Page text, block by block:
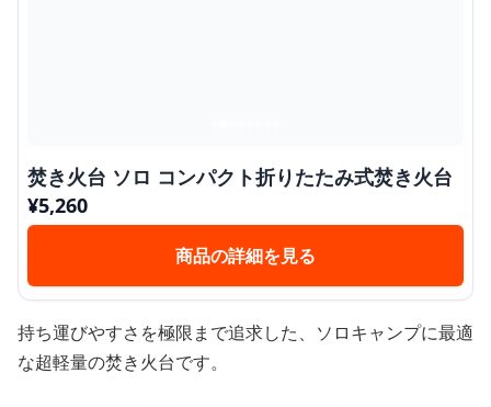
焚き火台 ソロ コンパクト折りたたみ式焚き火台
¥5,260
商品の詳細を見る
持ち運びやすさを極限まで追求した、ソロキャンプに最適
な超軽量の焚き火台です。